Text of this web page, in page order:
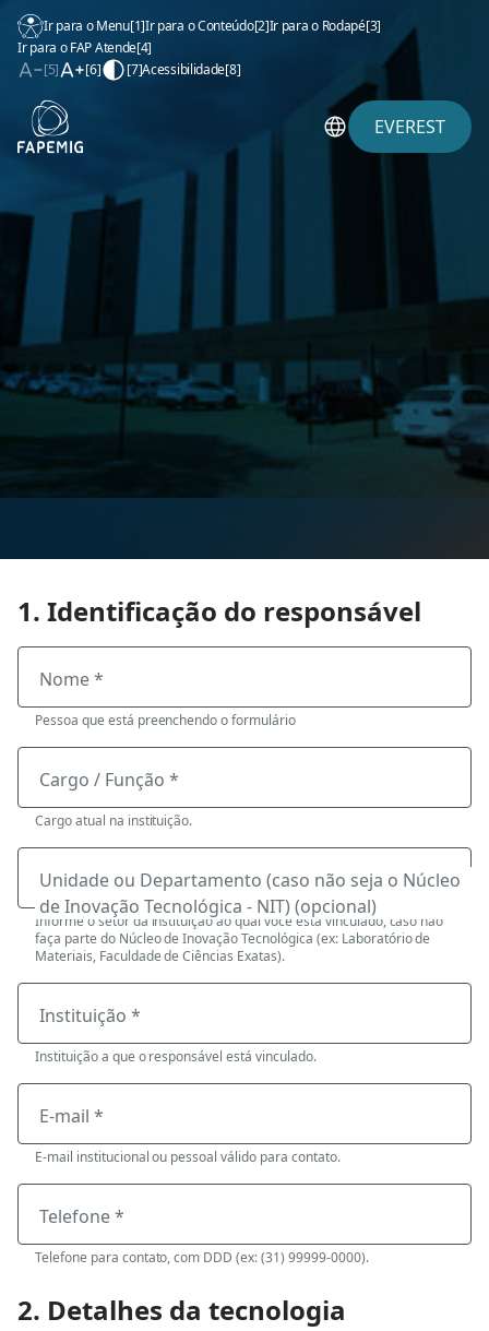
Ir para o Menu[1]Ir para o Conteúdo[2]Ir para o Rodapé[3]
Ir para o FAP Atende[4]
[5]
[6] [7]Acessibilidade[8]
EVEREST
1. Identificação do responsável
Nome *
Pessoa que está preenchendo o formulário
Cargo / Função *
Cargo atual na instituição.
Unidade ou Departamento (caso não seja o Núcleo
de Inovação Tecnológica - NIT) (opcional)
Informe o setor da instituição ao qual você está vinculado, caso não
faça parte do Núcleo de Inovação Tecnológica (ex: Laboratório de
Materiais, Faculdade de Ciências Exatas).
Instituição *
Instituição a que o responsável está vinculado.
E-mail *
E-mail institucional ou pessoal válido para contato.
Telefone *
Telefone para contato, com DDD (ex: (31) 99999-0000).
2. Detalhes da tecnologia